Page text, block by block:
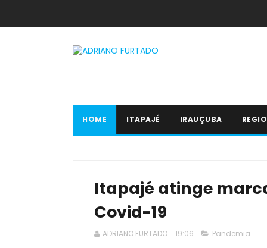
HOME ITAPAJÉ IRAUÇUBA
Itapajé atinge
Covid-19
ADRIANO FURTADO 19:06 Pandemia